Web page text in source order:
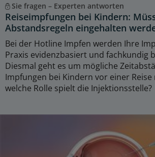
Sie fragen – Experten antworten
Reiseimpfungen bei Kindern:
Abstandsregeln eingehalten
Bei der Hotline Impfen werden Ihre
Praxis evidenzbasiert und fachkundig
Diesmal geht es um mögliche
Impfungen bei Kindern vor einer Reise
welche Rolle spielt die Injektionsstelle?